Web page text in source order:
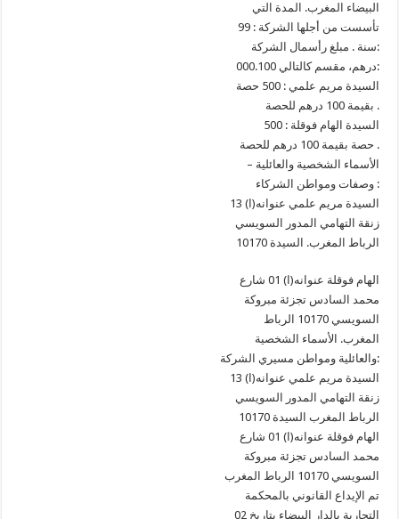
البيضاء المغرب. المدة التي
تأسست من أجلها الشركة : 99
سنة . مبلغ رأسمال الشركة:
000.100 درهم، مقسم كالتالي:
السيدة مريم علمي : 500 حصة
بقيمة 100 درهم للحصة .
السيدة الهام فوقلة : 500
حصة بقيمة 100 درهم للحصة .
– الأسماء الشخصية والعائلية
وصفات ومواطن الشركاء :
السيدة مريم علمي عنوانه(ا) 13
زنقة التهامي المدور السويسي
10170 الرباط المغرب. السيدة
الهام فوقلة عنوانه(ا) 01 شارع
محمد السادس تجزئة مبروكة
السويسي 10170 الرباط
المغرب. الأسماء الشخصية
والعائلية ومواطن مسيري الشركة:
السيدة مريم علمي عنوانه(ا) 13
زنقة التهامي المدور السويسي
10170 الرباط المغرب السيدة
الهام فوقلة عنوانه(ا) 01 شارع
محمد السادس تجزئة مبروكة
السويسي 10170 الرباط المغرب
تم الإيداع القانوني بالمحكمة
التجارية بالدار البيضاء بتاريخ 02